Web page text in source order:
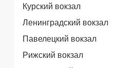
Курский вокзал
Ленинградский вокзал
Павелецкий вокзал
Рижский вокзал